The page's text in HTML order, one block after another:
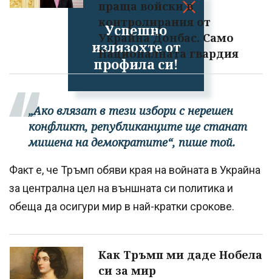
Успешно
излязохте от
профила си!
праща войски в
контролирания от
Украйна Донбас. Само
Националната гвардия
„Ако влязат в тези избори с нерешен
конфликт, републиканците ще станат
мишена на демократите“, пише той.
Факт е, че Тръмп обяви края на войната в Украйна
за централна цел на външната си политика и
обеща да осигури мир в най-кратки срокове.
Как Тръмп ми даде Нобела
си за мир